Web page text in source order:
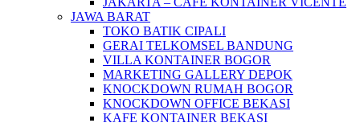
JAWA BARAT
TOKO BATIK CIPALI
GERAI TELKOMSEL BANDUNG
VILLA KONTAINER BOGOR
MARKETING GALLERY DEPOK
KNOCKDOWN RUMAH BOGOR
KNOCKDOWN OFFICE BEKASI
KAFE KONTAINER BEKASI